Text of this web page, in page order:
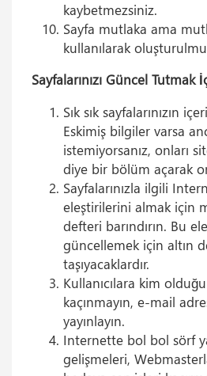
kaybetmezsiniz.
Sayfa mutlaka ama
kullanılarak
Sayfalarınızı Güncel Tutmak
Sık sık sayfalarınızın
Eskimiş bilgiler varsa
istemiyorsanız, onları
diye bir bölüm açarak
Sayfalarınızla ilgili
eleştirilerini almak için
defteri barındırın. Bu
güncellemek için altın
taşıyacaklardır.
Kullanıcılara kim
kaçınmayın, e-mail
yayınlayın.
Internette bol bol sörf
gelişmeleri,